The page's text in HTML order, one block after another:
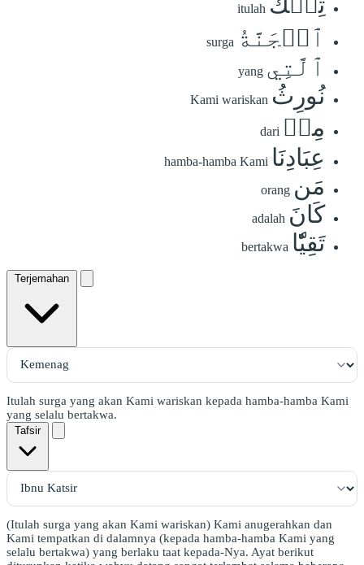
itulah
ٱلۡجَنَّةُ surga
ٱلَّتِي yang
نُورِثُ Kami wariskan
مِنۡ dari
عِبَادِنَا hamba-hamba Kami
مَن orang
كَانَ adalah
تَقِيّٗا bertakwa
Terjemahan
Itulah surga yang akan Kami wariskan kepada hamba-hamba Kami
yang selalu bertakwa.
Tafsir
(Itulah surga yang akan Kami wariskan) Kami anugerahkan dan
Kami tempatkan di dalamnya (kepada hamba-hamba Kami yang
selalu bertakwa) yang berlaku taat kepada-Nya. Ayat berikut